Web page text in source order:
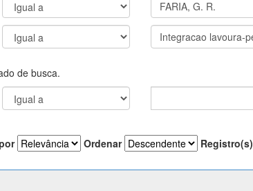
de busca.
Ordenar Registro(s)